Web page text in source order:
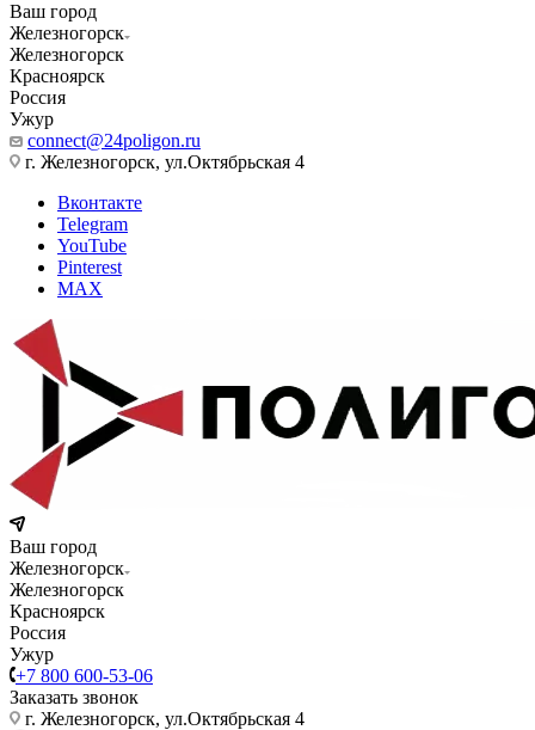
Ваш город
Железногорск
Железногорск
Красноярск
Россия
Ужур
connect@24poligon.ru
г. Железногорск, ул.Октябрьская 4
Вконтакте
Telegram
YouTube
Pinterest
MAX
Ваш город
Железногорск
Железногорск
Красноярск
Россия
Ужур
+7 800 600-53-06
Заказать звонок
г. Железногорск, ул.Октябрьская 4